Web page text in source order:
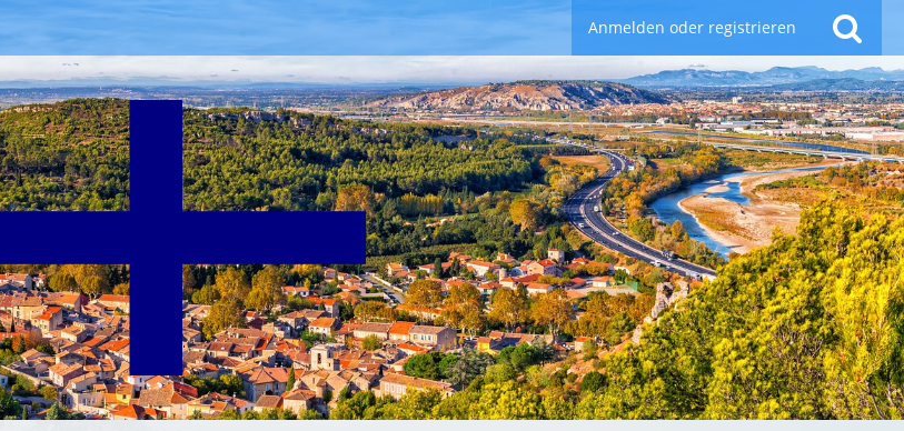
Anmelden oder registrieren